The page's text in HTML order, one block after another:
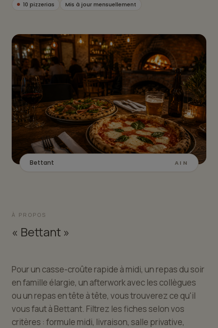
10 pizzerias Mis à jour mensuellement
Bettant AIN
À PROPOS
« Bettant »
Pour un casse-croûte rapide à midi, un repas du soir
en famille élargie, un afterwork avec les collègues
ou un repas en tête à tête, vous trouverez ce qu'il
vous faut à Bettant. Filtrez les fiches selon vos
critères : formule midi, livraison, salle privative,